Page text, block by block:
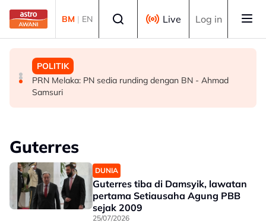
Skip to main content
BM | EN Live Log in
MALAYSIA
Tiga lelaki pelarian Myanmar ditahan bantu siasatan kes
seksual OKU
POLITIK
PRU16: PH perlu bersedia jadi pembangkang, berisiko
hilang 28 kerusi - Penganalisis
POLITIK
PRN Melaka: PN sedia runding dengan BN - Ahmad
Samsuri
Guterres
DUNIA
Guterres tiba di Damsyik, lawatan
pertama Setiausaha Agung PBB
sejak 2009
25/07/2026